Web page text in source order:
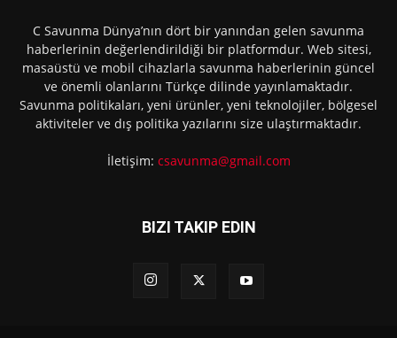
C Savunma Dünya’nın dört bir yanından gelen savunma
haberlerinin değerlendirildiği bir platformdur. Web sitesi,
masaüstü ve mobil cihazlarla savunma haberlerinin güncel
ve önemli olanlarını Türkçe dilinde yayınlamaktadır.
Savunma politikaları, yeni ürünler, yeni teknolojiler, bölgesel
aktiviteler ve dış politika yazılarını size ulaştırmaktadır.
İletişim: csavunma@gmail.com
BIZI TAKIP EDIN